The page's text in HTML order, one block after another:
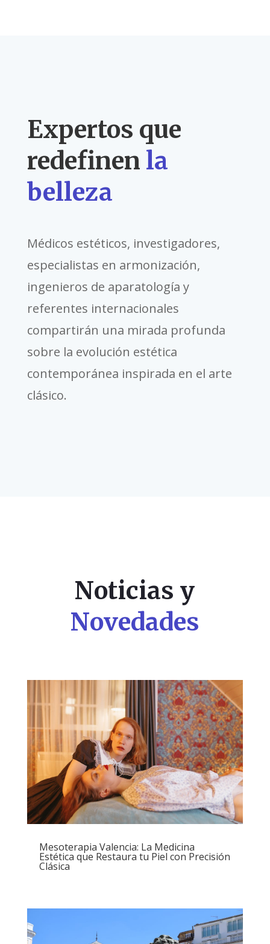
Expertos que
redefinen la
belleza
Médicos estéticos, investigadores,
especialistas en armonización,
ingenieros de aparatología y
referentes internacionales
compartirán una mirada profunda
sobre la evolución estética
contemporánea inspirada en el arte
clásico.
Noticias y
Novedades
Mesoterapia Valencia: La Medicina
Estética que Restaura tu Piel con Precisión
Clásica